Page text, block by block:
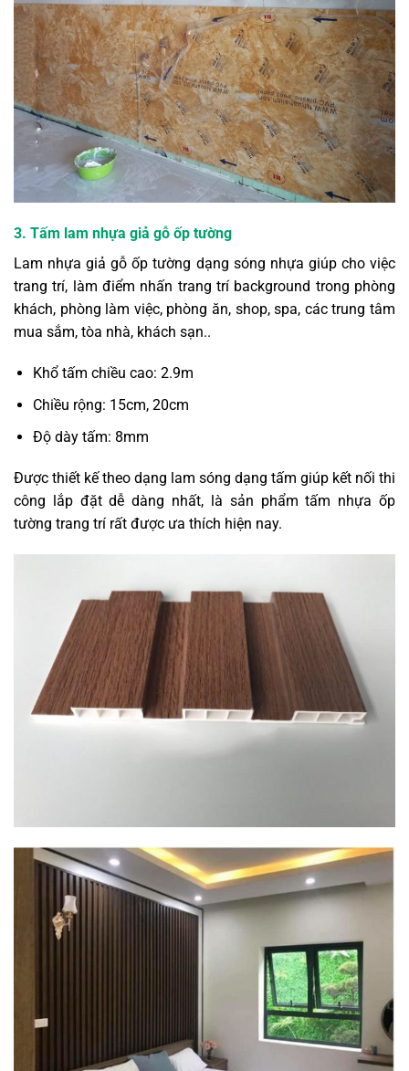
3. Tấm lam nhựa giả gỗ ốp tường
Lam nhựa giả gỗ ốp tường dạng sóng nhựa giúp cho việc
trang trí, làm điểm nhấn trang trí background trong phòng
khách, phòng làm việc, phòng ăn, shop, spa, các trung tâm
mua sắm, tòa nhà, khách sạn..
Khổ tấm chiều cao: 2.9m
Chiều rộng: 15cm, 20cm
Độ dày tấm: 8mm
Được thiết kế theo dạng lam sóng dạng tấm giúp kết nối thi
công lắp đặt dễ dàng nhất, là sản phẩm tấm nhựa ốp
tường trang trí rất được ưa thích hiện nay.